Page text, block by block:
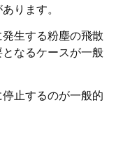
ります。
生する粉塵の飛散
なるケースが一般
止するのが一般的